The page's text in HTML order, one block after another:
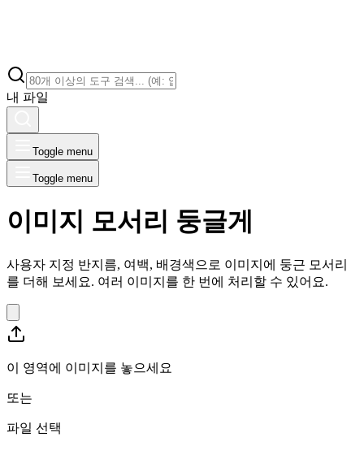
내 파일
Toggle menu
Toggle menu
이미지 모서리 둥글게
사용자 지정 반지름, 여백, 배경색으로 이미지에 둥근 모서리
를 더해 보세요. 여러 이미지를 한 번에 처리할 수 있어요.
이 영역에 이미지를 놓으세요
또는
파일 선택